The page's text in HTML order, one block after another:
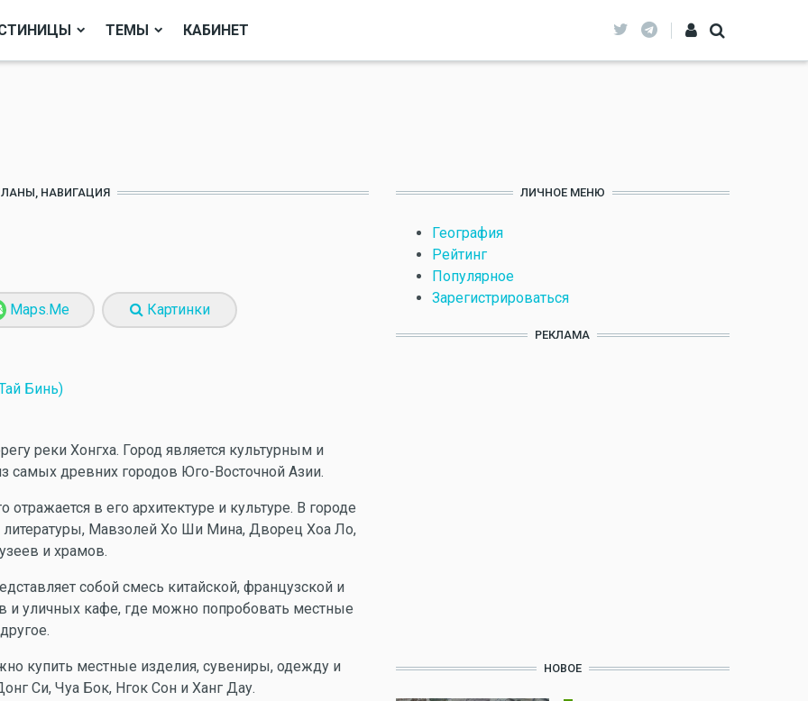
ТЕМЫ КАБИНЕТ
НАВИГАЦИЯ
Maps.Me Картинки
Бинь)
реки Хонгха. Город является культурным и
самых древних городов Юго-Восточной Азии.
в его архитектуре и культуре. В городе
литературы, Мавзолей Хо Ши Мина, Дворец Хоа Ло,
и храмов.
собой смесь китайской, французской и
и уличных кафе, где можно попробовать местные
купить местные изделия, сувениры, одежду и
Си, Чуа Бок, Нгок Сон и Ханг Дау.
ЛИЧНОЕ МЕНЮ
География
Рейтинг
Популярное
Зарегистрироваться
РЕКЛАМА
НОВОЕ